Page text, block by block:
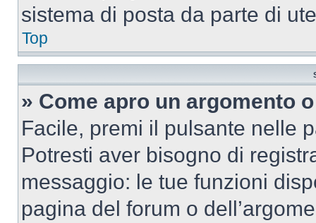
sistema di posta da parte di
Top
» Come apro un argomento
Facile, premi il pulsante nelle
Potresti aver bisogno di
messaggio: le tue funzioni
pagina del forum o